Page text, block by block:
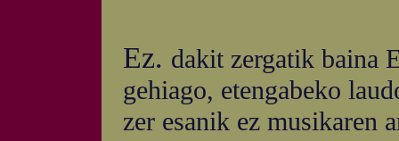
Ez. dakit zergatik baina
gehiago, etengabeko
zer esanik ez musikaren